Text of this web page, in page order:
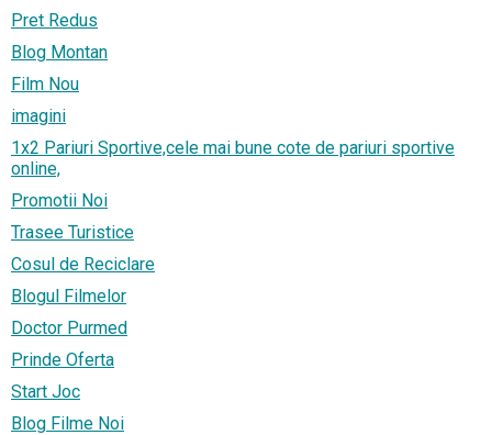
Pret Redus
Blog Montan
Film Nou
imagini
1x2 Pariuri Sportive,cele mai bune cote de pariuri sportive
online,
Promotii Noi
Trasee Turistice
Cosul de Reciclare
Blogul Filmelor
Doctor Purmed
Prinde Oferta
Start Joc
Blog Filme Noi